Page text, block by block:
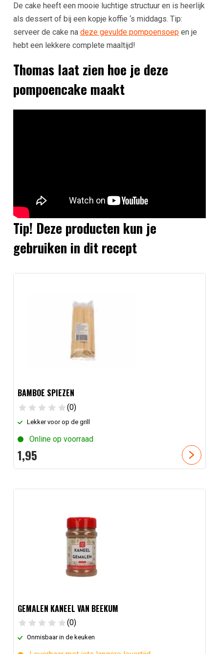
De cake heeft een mooie luchtige structuur en is heerlijk
als dessert of bij een kopje koffie ‘s middags. Tip:
serveer de cake na deze gevulde pompoensoepen je
hebt een lekkere complete maaltijd!
Thomas laat zien hoe je deze
pompoencake maakt
Tip! Deze producten kun je
gebruiken in dit recept
BAMBOE SPIEZEN
(0)
Lekker voor op de grill
Online op voorraad
1,95
GEMALEN KANEEL VAN BEEKUM
(0)
Onmisbaar in de keuken